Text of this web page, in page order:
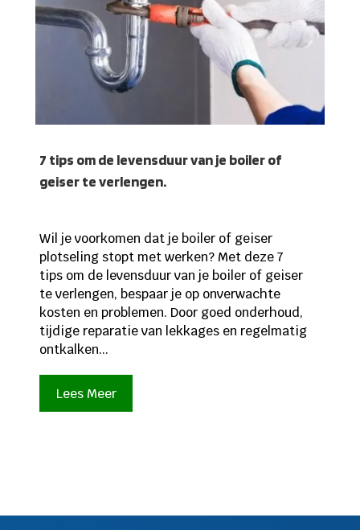
7 tips om de levensduur van je boiler of
geiser te verlengen.
Wil je voorkomen dat je boiler of geiser
plotseling stopt met werken? Met deze 7
tips om de levensduur van je boiler of geiser
te verlengen, bespaar je op onverwachte
kosten en problemen. Door goed onderhoud,
tijdige reparatie van lekkages en regelmatig
ontkalken...
Lees Meer